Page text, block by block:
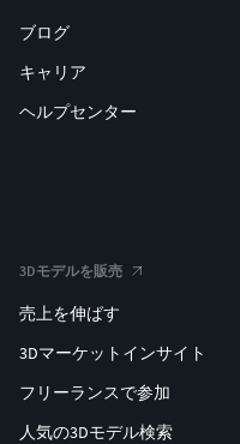
ブログ
キャリア
ヘルプセンター
3Dモデルを販売
売上を伸ばす
3Dマーケットインサイト
フリーランスで参加
人気の3Dモデル検索